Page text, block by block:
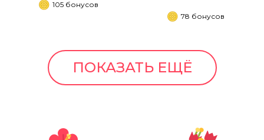
105 бонусов
78 бонусов
ПОКАЗАТЬ ЕЩЁ